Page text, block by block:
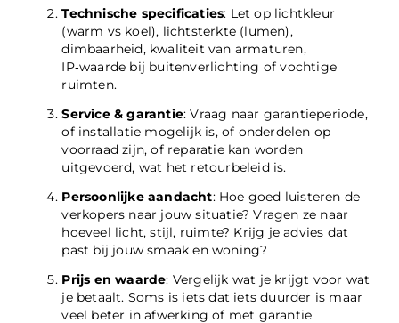
Technische specificaties: Let op lichtkleur
(warm vs koel), lichtsterkte (lumen),
dimbaarheid, kwaliteit van armaturen,
IP‑waarde bij buitenverlichting of vochtige
ruimten.
Service & garantie: Vraag naar garantieperiode,
of installatie mogelijk is, of onderdelen op
voorraad zijn, of reparatie kan worden
uitgevoerd, wat het retourbeleid is.
Persoonlijke aandacht: Hoe goed luisteren de
verkopers naar jouw situatie? Vragen ze naar
hoeveel licht, stijl, ruimte? Krijg je advies dat
past bij jouw smaak en woning?
Prijs en waarde: Vergelijk wat je krijgt voor wat
je betaalt. Soms is iets dat iets duurder is maar
veel beter in afwerking of met garantie